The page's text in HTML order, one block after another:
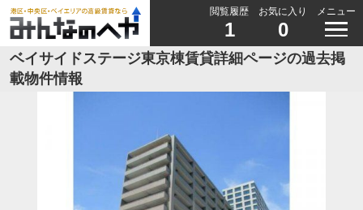
閲覧履歴
1
お気に入り
0
メニュー
ベイサイドステージ東京棟賃貸詳細ページの過去掲
載物件情報